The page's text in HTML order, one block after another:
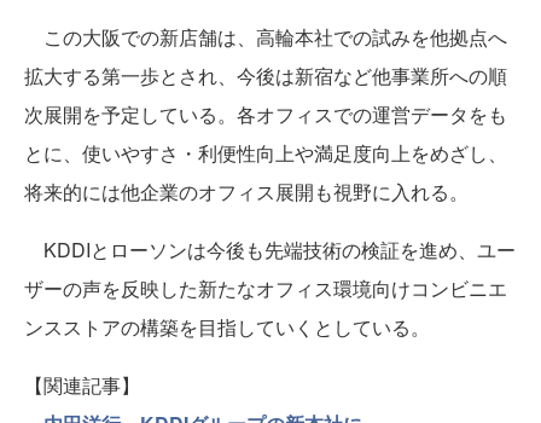
この大阪での新店舗は、高輪本社での試みを他拠点へ
拡大する第一歩とされ、今後は新宿など他事業所への順
次展開を予定している。各オフィスでの運営データをも
とに、使いやすさ・利便性向上や満足度向上をめざし、
将来的には他企業のオフィス展開も視野に入れる。
KDDIとローソンは今後も先端技術の検証を進め、ユー
ザーの声を反映した新たなオフィス環境向けコンビニエ
ンスストアの構築を目指していくとしている。
【関連記事】